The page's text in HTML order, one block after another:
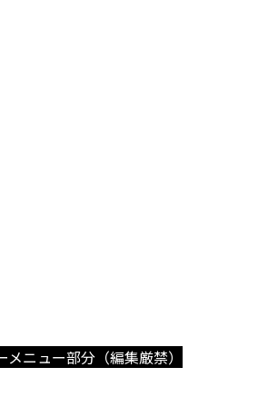
メニュー部分（編集厳禁）